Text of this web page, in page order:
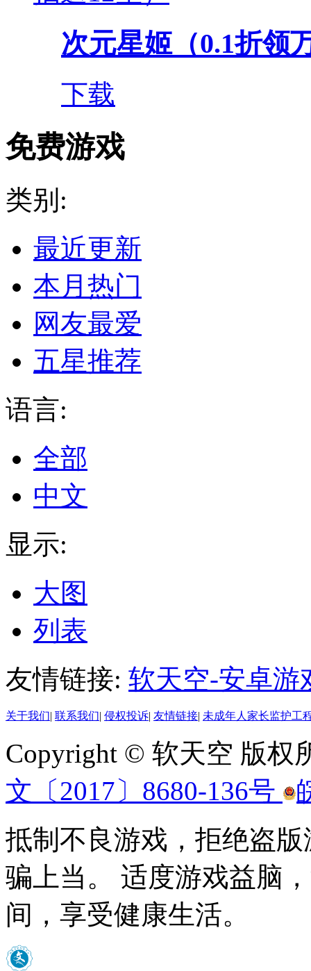
次元星姬（0.1折领
下载
免费游戏
类别:
最近更新
本月热门
网友最爱
五星推荐
语言:
全部
中文
显示:
大图
列表
友情链接: 软天空-安卓游
关于我们| 联系我们| 侵权投诉| 友情链接| 未成年人家长监护工
Copyright © 软天空 版权
文〔2017〕8680-136号
抵制不良游戏，拒绝盗
骗上当。 适度游戏益脑
间，享受健康生活。